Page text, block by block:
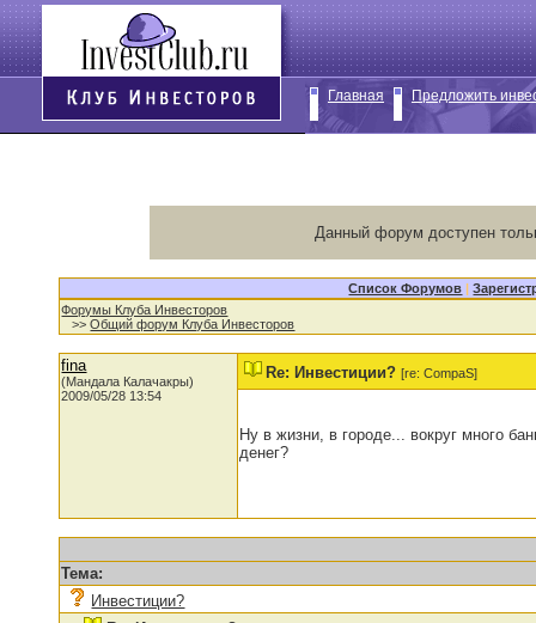
Главная Предложить
Данный форум доступен
Список Форумов |
Форумы Клуба Инвесторов
>>Общий форум Клуба Инвесторов
fina
(Мандала Калачакры)
2009/05/28 13:54
Re: Инвестиции? [re: CompaS]
Ну в жизни, в городе... вокруг много
денег?
Тема:
Инвестиции?